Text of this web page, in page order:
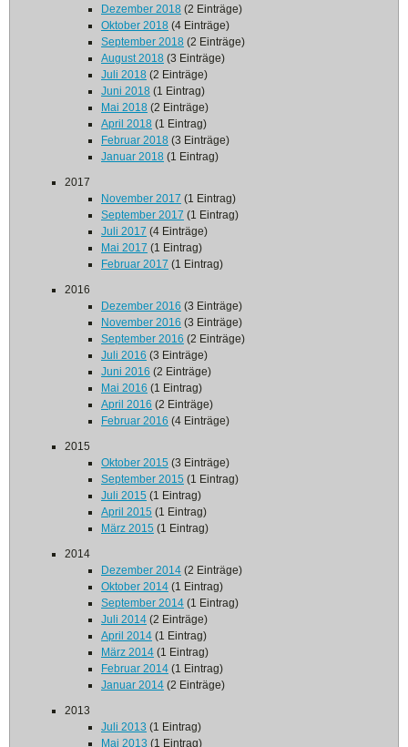
Dezember 2018 (2 Einträge)
Oktober 2018 (4 Einträge)
September 2018 (2 Einträge)
August 2018 (3 Einträge)
Juli 2018 (2 Einträge)
Juni 2018 (1 Eintrag)
Mai 2018 (2 Einträge)
April 2018 (1 Eintrag)
Februar 2018 (3 Einträge)
Januar 2018 (1 Eintrag)
2017
November 2017 (1 Eintrag)
September 2017 (1 Eintrag)
Juli 2017 (4 Einträge)
Mai 2017 (1 Eintrag)
Februar 2017 (1 Eintrag)
2016
Dezember 2016 (3 Einträge)
November 2016 (3 Einträge)
September 2016 (2 Einträge)
Juli 2016 (3 Einträge)
Juni 2016 (2 Einträge)
Mai 2016 (1 Eintrag)
April 2016 (2 Einträge)
Februar 2016 (4 Einträge)
2015
Oktober 2015 (3 Einträge)
September 2015 (1 Eintrag)
Juli 2015 (1 Eintrag)
April 2015 (1 Eintrag)
März 2015 (1 Eintrag)
2014
Dezember 2014 (2 Einträge)
Oktober 2014 (1 Eintrag)
September 2014 (1 Eintrag)
Juli 2014 (2 Einträge)
April 2014 (1 Eintrag)
März 2014 (1 Eintrag)
Februar 2014 (1 Eintrag)
Januar 2014 (2 Einträge)
2013
Juli 2013 (1 Eintrag)
Mai 2013 (1 Eintrag)